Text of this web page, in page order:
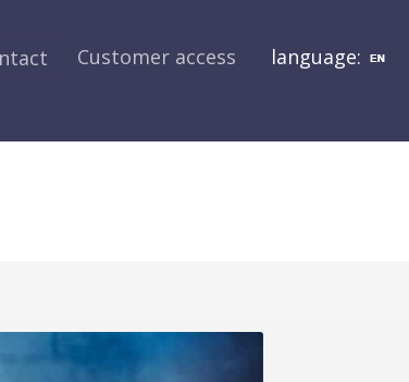
Customer access language: